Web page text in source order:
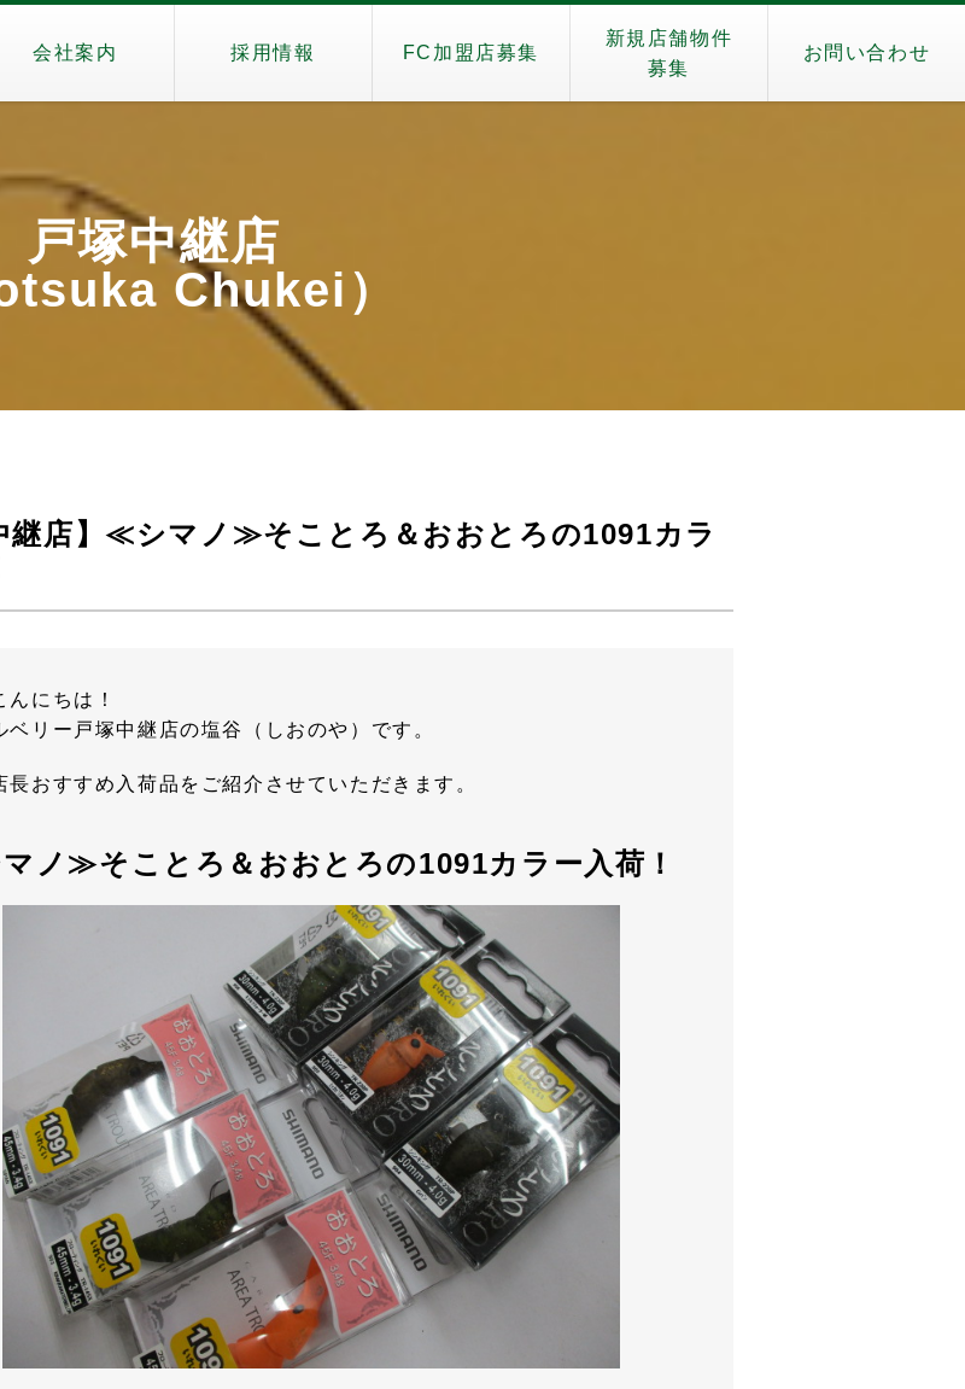
会社案内 採用情報 FC加盟店募集
新規店舗物件
募集
お問い合わせ
戸塚中継店
Chukei）
継店】≪シマノ≫そことろ＆おおとろの1091カラ
んにちは！
ベリー戸塚中継店の塩谷（しおのや）です。
長おすすめ入荷品をご紹介させていただきます。
ノ≫そことろ＆おおとろの1091カラー入荷！